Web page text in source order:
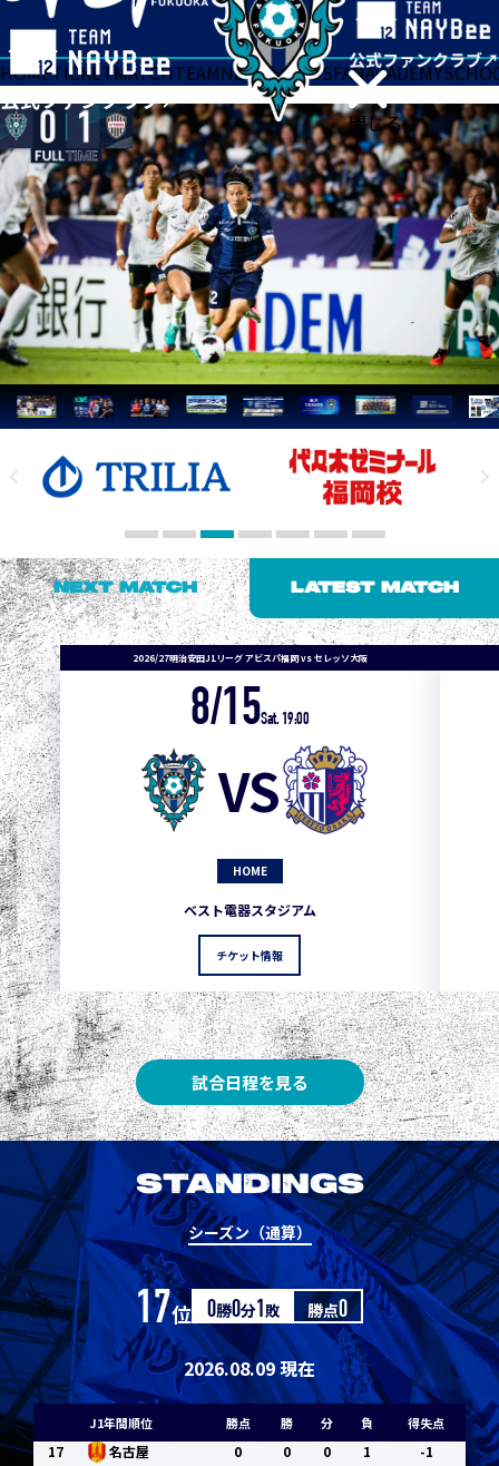
閉じる
HOMETICKETMATCHTEAMNEWSGOODSFANACADEMY
NEXT MATCH LATEST MATCH
2026/27明治安田J1リーグ アビスパ福岡 vs セレッソ大阪
8/15Sat. 19:00
VS
HOME
ベスト電器スタジアム
チケット情報
試合日程を見る
STANDINGS
シーズン（通算）
17位 0勝0分1敗 勝点0
2026.08.09 現在
J1年間順位 勝点 勝 分 負 得失点
1
2 0
3 3 1 0 0
3
5 3
5 3 1
5
8 清水 3 1 0 0 1
8 神戸 3 1 0 1
10 東京Ｖ 1 0 1 0 0
10 川崎Ｆ 1 0 1 0
12 浦和 0 0 0 1 -1
横浜FM 0 0 1 -1
14 水戸 0 0 1 -1
14 京都 0 0 1 -1
14 岡山 0 0 0 1 -1
17 名古屋 0 0 0 1 -1